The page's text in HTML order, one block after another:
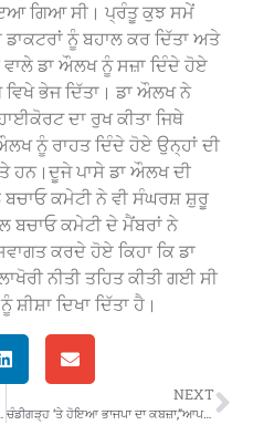
ਗਿਆ ਸੀ। ਪ੍ਰੰਤੂ ਕੁਝ ਸਮੇਂ
ਨੂੰ ਬਹਾਲ ਕਰ ਦਿੱਤਾ ਅਤੇ
ਡਾ ਔਲਖ ਨੂੰ ਸਜ਼ਾ ਦਿੰਦੇ ਹੋਏ
ਭੇਜ ਦਿੱਤਾ। ਡਾ ਔਲਖ ਨੇ
ਦਾ ਰੁਖ ਕੀਤਾ ਜਿਥੇ
ਨੂੰ ਰਾਹਤ ਦਿੰਦੇ ਹੋਏ ਉਨ੍ਹਾਂ ਦੀ
ਹਨ।ਦੂਜੇ ਪਾਸੇ ਡਾ ਔਲਖ ਦੀ
ਬਚਾਓ ਕਮੇਟੀ ਨੇ ਵੀ ਸੰਘਰਸ਼ ਸ਼ੁਰੂ
ਬਚਾਓ ਕਮੇਟੀ ਦੇ ਮੈਂਬਰਾਂ ਨੇ
ਕਰਦੇ ਹੋਏ ਕਿਹਾ ਕਿ ਡਾ
ਨੀਤੀ ਤਹਿਤ ਕੀਤੀ ਗਈ ਸੀ
ਦਿਖਾ ਦਿੱਤਾ ਹੈ।
ਲਗਾਇਆ : ਸ਼ੰਟੀ
NEXT
ਚੰਡੀਗੜ੍ਹ ‘ਤੇ ਹੋਇਆ ਭਾਜਪਾ ਦਾ ਕਬਜ਼ਾ,”ਆਪ” ਨੇ ਲਗਾਏ ਧੱਕੇਸ਼ਾਹੀ ਦੇ ਦੋਸ਼